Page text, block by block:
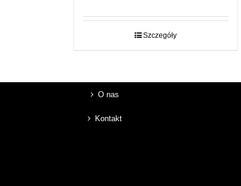
29,00 zł
do
Szczegóły
O nas
Kontakt